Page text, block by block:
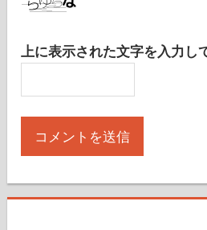
上に表示された文字を入力し